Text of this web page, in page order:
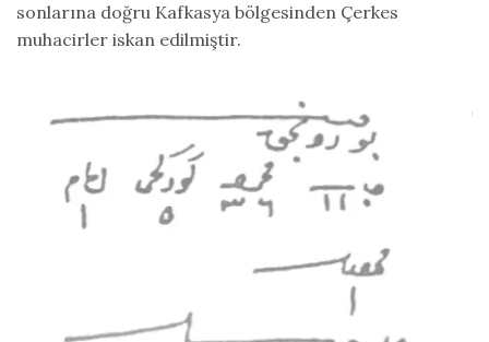
sonlarına doğru Kafkasya bölgesinden Çerkes
muhacirler iskan edilmiştir.